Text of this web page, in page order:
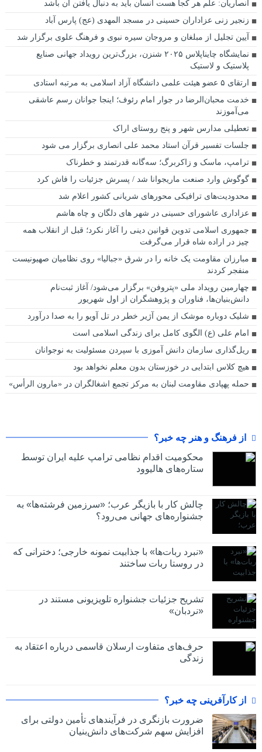
انصاریان: علم هر کجا هست انسان باید به دنبال یافتن آن باشد
زنجیر زنی عزاداران حسینی در مسجد المهدی (عج) پارس آباد
آیین تجلیل از مبلغان و مروجان سیره نبوی و فرهنگ علوی برگزار شد
نمایشگاه چایناپلاس ۲۰۲۵ شنزن، بزرگ‌ترین رویداد جهانی صنایع
پلاستیک و لاستیک
ارتقای ۵ عضو هیئت علمی دانشگاه آزاد اسلامی به مرتبه استادی
خدمت محبان‌الرضا در جوار امام رئوف؛ اینجا جوانان رسم عاشقی
می‌آموزند
تعطیلی مدارس شهر و پنج روستای اراک
جلسات تفسیر قرآن استاد محمد علی انصاری برگزار می شود
ترامپ، ماسک و زاکربرگ؛ سه‌گانه قدرتمند و خطرناک
گوگوش وارد صنعت ماریجوانا شد / پسرش جزئیات را فاش کرد
محدودیت‌های ترافیکی محورهای شریانی کشور اعلام شد
عزاداری عاشورای حسینی در شهر های دلگان و چاه هاشم
جمهوری اسلامی تدوین قوانین دینی را آغاز نکرد؛ قبل از انقلاب همه
چیز در اراده شاه قرار می‌گرفت
مبارزان مقاومت یک خانه را در شرق «جبالیا» روی نظامیان صهیونیست
منفجر کردند
چهارمین رویداد ملی «پتروفن» برگزار می‌شود/ آغاز ثبت‌نام
دانش‌بنیان‌ها، فناوران و پژوهشگران از اول شهریور
شلیک دوباره موشک از یمن آژیر خطر در تل آویو را به صدا درآورد
امام علی (ع) الگوی کامل برای زندگی اسلامی است
ریل‌گذاری سازمان دانش آموزی با سپردن مسئولیت به نوجوانان
هیچ کلاس ابتدایی در خوزستان بدون معلم نخواهد بود
حمله پهپادی مقاومت لبنان به مرکز تجمع اشغالگران در «مارون الرأس»
از فرهنگ و هنر چه خبر؟
محکومیت اقدام نظامی ترامپ علیه ایران توسط
ستاره‌های هالیوود
چالش کار با بازیگر عرب؛ «سرزمین فرشته‌ها» به
جشنواره‌های جهانی می‌رود؟
«نبرد ربات‌ها» با جذابیت نمونه خارجی؛ دخترانی که
در روستا ربات ساختند
تشریح جزئیات جشنواره‌ تلویزیونی مستند در
«نردبان»
حرف‌های متفاوت ارسلان قاسمی درباره اعتقاد به
زندگی
از کارآفرینی چه خبر؟
ضرورت بازنگری در فرآیندهای تأمین دولتی برای
افزایش سهم شرکت‌های دانش‌بنیان